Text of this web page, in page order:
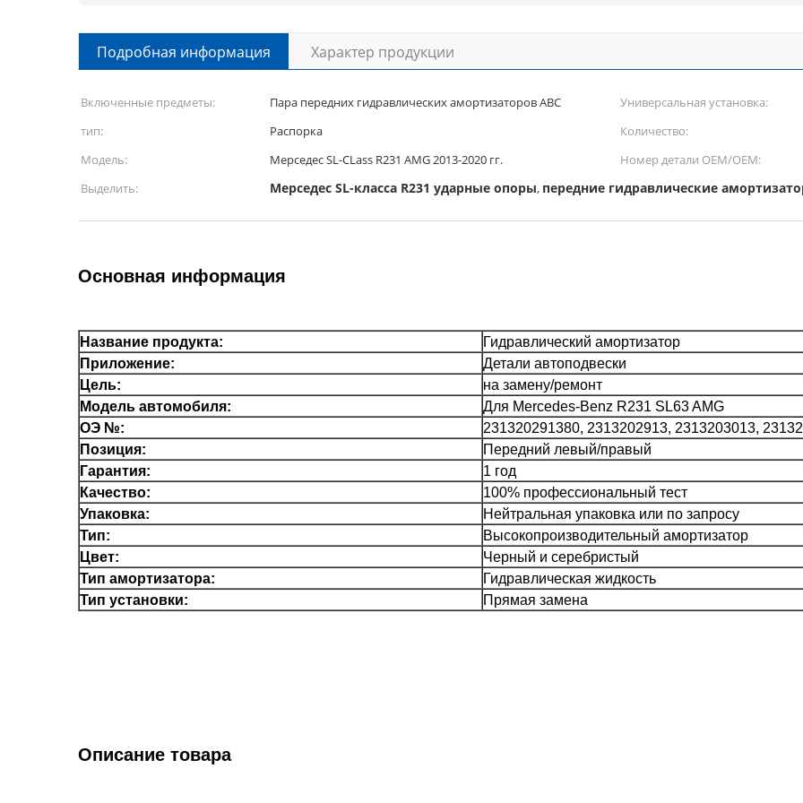
Подробная информация Характер продукции
Включенные предметы: Пара передних гидравлических амортизаторов ABC Универсальная установка:
тип:
Распорка Количество:
Модель:
Мерседес SL-CLass R231 AMG 2013-2020 гг. Номер детали OEM/OEM:
Выделить:
Мерседес SL-класса R231 ударные опоры, передние гидравлические
Основная информация
Название продукта:
Гидравлический амортизатор
Приложение:
Детали автоподвески
Цель:
на замену/ремонт
Модель автомобиля:
Для Mercedes-Benz R231 SL63 AMG
ОЭ №:
231320291380, 2313202913, 2313203013,
Позиция:
Передний левый/правый
Гарантия:
1 год
Качество:
100% профессиональный тест
Упаковка:
Нейтральная упаковка или по запросу
Тип:
Высокопроизводительный амортизатор
Цвет:
Черный и серебристый
Тип амортизатора:
Гидравлическая жидкость
Тип установки:
Прямая замена
Описание товара